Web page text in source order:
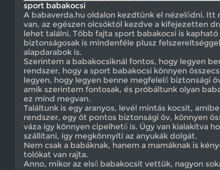
sport babakocsi
A babaverda.hu oldalon kezdtünk el nézelődni. Itt
van, az egészen olcsóktól kezdve a kifejezetten
lehet találni. Több fajta sport babakocsi is
biztonságosak is mindenféle plusz
alapdarabok is.
Szerintem a babakocsiknál fontos, hogy legyen
rendszer, hogy a sport babakocsi könnyen
legyen, hogy legyen benne megfelelő biztonsági
amik szerintem fontosak, és próbáltunk olyan
ez mind megvan.
Találtunk is egy aranyos, levél mintás kocsit,
rendszer, egy öt pontos biztonsági öv, könnyen
váza így könnyen cipelhető is. Úgy van kialakítva
szállítani, így megkönnyíti az anyukák dolgát.
Nem csak a babáknak, hanem a mamáknak is
tolókat van rajta.
Anno, mikor az első babakocsit vettük, nagyon